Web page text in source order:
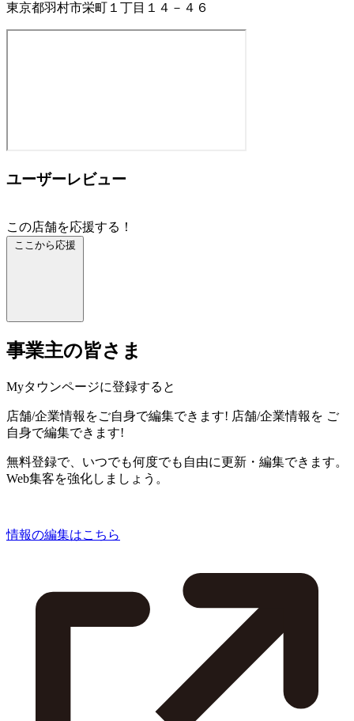
東京都羽村市栄町１丁目１４－４６
ユーザーレビュー
この店舗を応援する！
ここから応援
事業主の皆さま
Myタウンページに登録すると
店舗/企業情報をご自身で編集できます! 店舗/企業情報を ご
自身で編集できます!
無料登録で、いつでも何度でも自由に更新・編集できます。
Web集客を強化しましょう。
情報の編集はこちら